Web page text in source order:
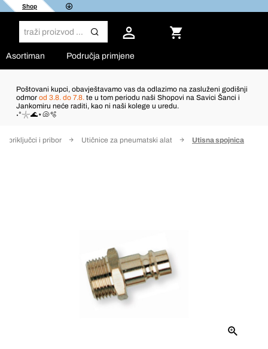
Shop
Asortiman Područja primjene
Poštovani kupci, obavještavamo vas da odlazimo na zasluženi godišnji
odmor od 3.8. do 7.8. te u tom periodu naši Shopovi na Savici Šanci i
Jankomiru neće raditi, kao ni naši kolege u uredu.
˖°𓇼🌊⋆🐚🫧
priključci i pribor Utičnice za pneumatski alat Utisna spojnica